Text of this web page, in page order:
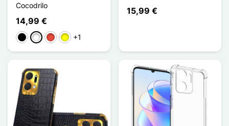
Cocodrilo
14,99 €
NegroBlancoRojoAmarillo
+1
15,99 €